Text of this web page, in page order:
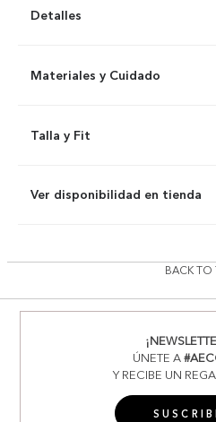
Detalles
Materiales y Cuidado
Talla y Fit
Ver disponibilidad en tienda
BACK TO
ÚNETE A
Y RECIBE UN